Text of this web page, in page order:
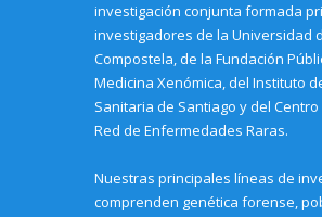
investigación conjunta formada
investigadores de la Universidad
Compostela, de la Fundación
Medicina Xenómica, del Instituto
Sanitaria de Santiago y del
Red de Enfermedades Raras.
Nuestras principales líneas de
comprenden genética forense,